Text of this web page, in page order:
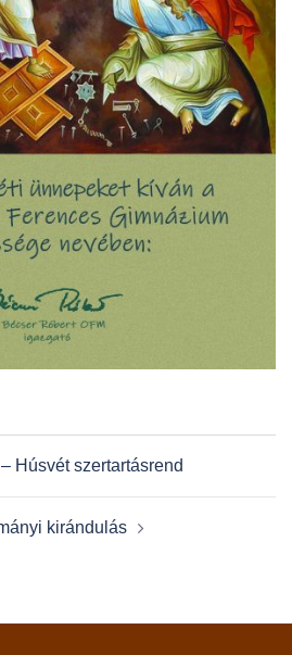
Húsvét szertartásrend
kirándulás